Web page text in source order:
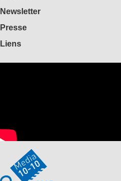
Newsletter
Presse
Liens